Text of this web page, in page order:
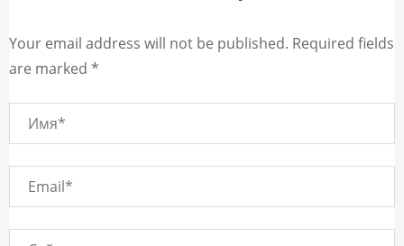
Your email address will not be published. Required fields
are marked *